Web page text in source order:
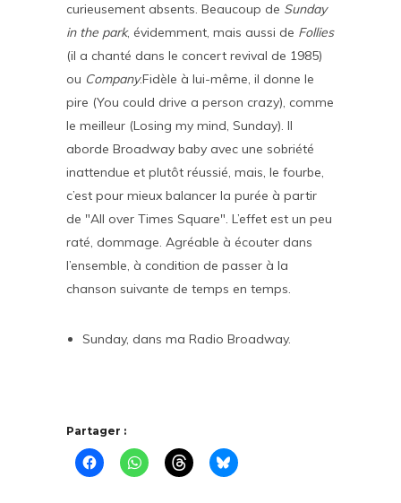
curieusement absents. Beaucoup de Sunday
in the park, évidemment, mais aussi de Follies
(il a chanté dans le concert revival de 1985)
ou Company.Fidèle à lui-même, il donne le
pire (You could drive a person crazy), comme
le meilleur (Losing my mind, Sunday). Il
aborde Broadway baby avec une sobriété
inattendue et plutôt réussié, mais, le fourbe,
c’est pour mieux balancer la purée à partir
de "All over Times Square". L’effet est un peu
raté, dommage. Agréable à écouter dans
l’ensemble, à condition de passer à la
chanson suivante de temps en temps.
Sunday, dans ma Radio Broadway.
Partager :